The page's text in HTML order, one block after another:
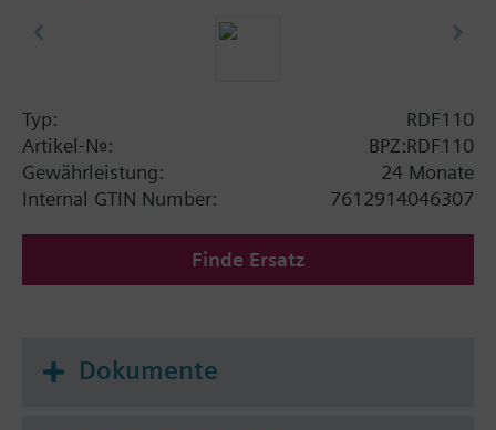
und Kühlbetrieb-Umschaltung oder
Betriebsarten: Normal-, Energiesparbetrieb und
Betriebsbereitschaft
Digitaleingang für externen Betriebsart-
Typ:
RDF110
Artikel-Nr.:
BPZ:RDF110
Gewährleistung:
24 Monate
Internal GTIN Number:
7612914046307
Finde Ersatz
Dokumente